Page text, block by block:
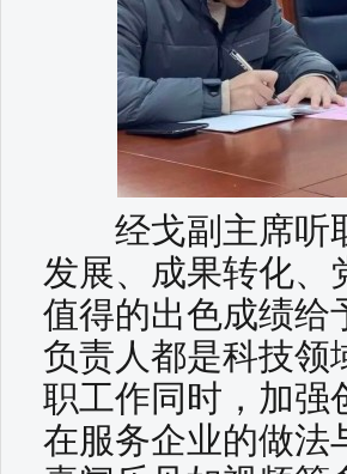
经戈副主席听取
发展、成果转化、
值得的出色成绩给
负责人都是科技领
职工作同时，加强
在服务企业的做法